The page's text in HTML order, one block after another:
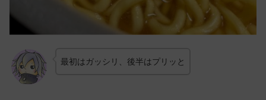
最初はガッシリ、後半はプリッと